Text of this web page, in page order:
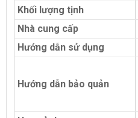
Khối lượng tịnh
Nhà cung cấp
Hướng dẫn sử dụng
Hướng dẫn bảo quản